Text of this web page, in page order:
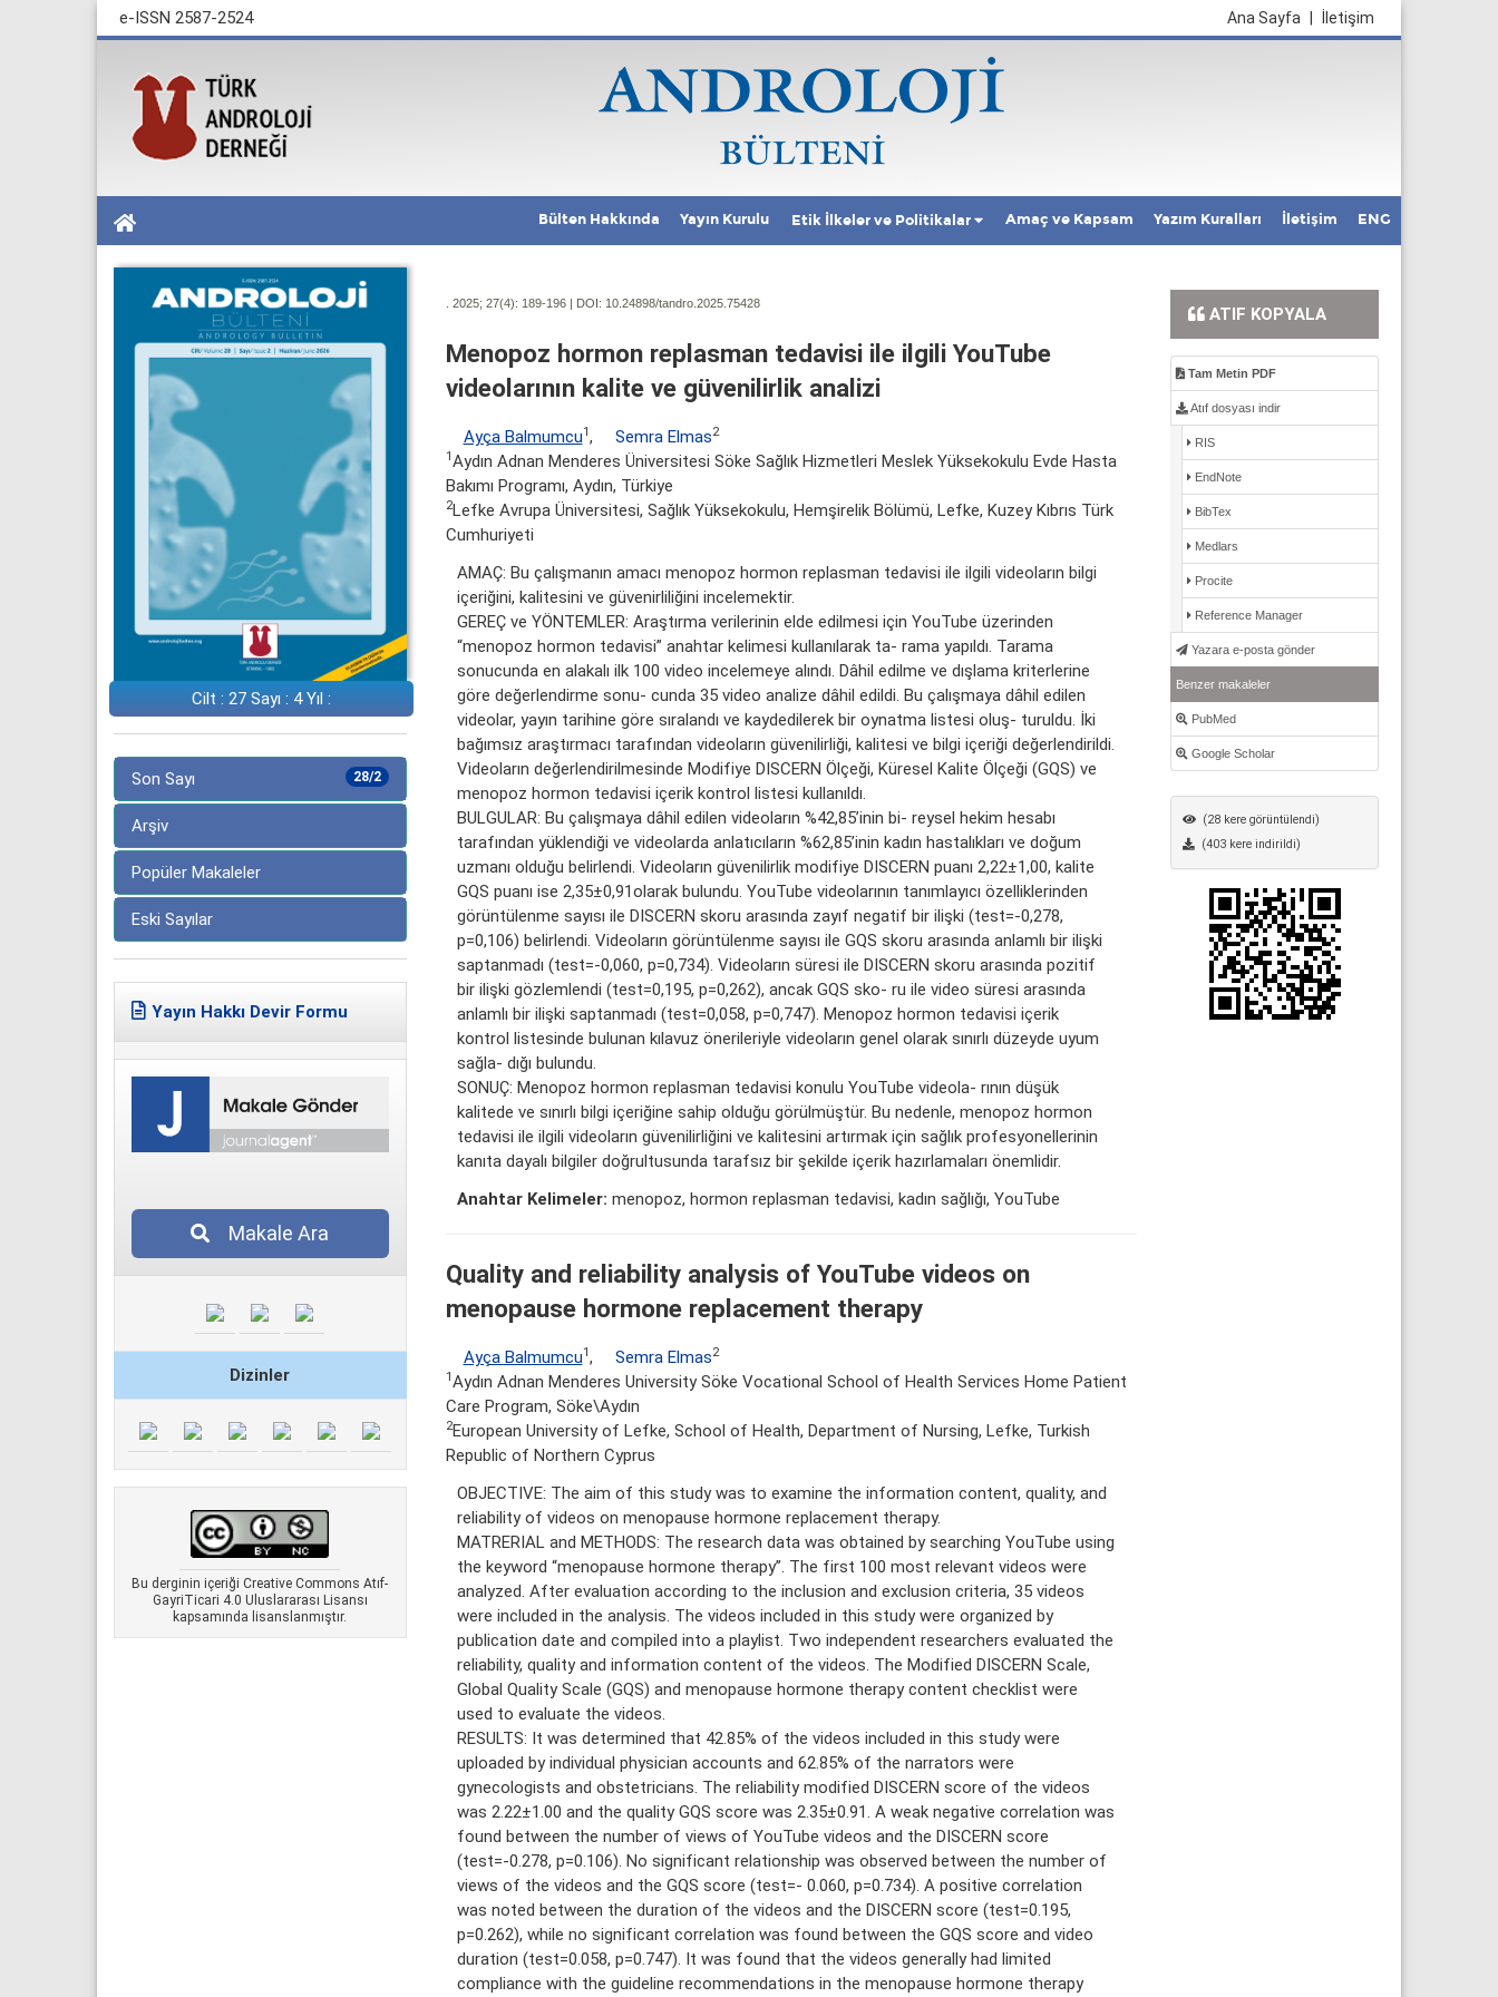
e-ISSN 2587-2524 İletişim
Ana Sayfa
Bülten Hakkında Yayın Kurulu Etik İlkeler ve Politikalar Amaç ve Kapsam Yazım Kuralları İletişim ENG
Cilt : 27 Sayı : 4 Yıl :
28/2
Son Sayı
Arşiv
Popüler Makaleler
Eski Sayılar
Yayın Hakkı Devir Formu
Makale Ara
Dizinler
Bu derginin içeriği Creative Commons Atıf-
GayriTicari 4.0 Uluslararası Lisansı
kapsamında lisanslanmıştır.
. 2025; 27(4): 189-196 | DOI: 10.24898/tandro.2025.75428
Menopoz hormon replasman tedavisi ile ilgili YouTube
videolarının kalite ve güvenilirlik analizi
Ayça Balmumcu1 , Semra Elmas2
1 Aydın Adnan Menderes Üniversitesi Söke Sağlık Hizmetleri Meslek Yüksekokulu Evde Hasta
Bakımı Programı, Aydın, Türkiye
2Lefke Avrupa Üniversitesi, Sağlık Yüksekokulu, Hemşirelik Bölümü, Lefke, Kuzey Kıbrıs Türk
Cumhuriyeti
AMAÇ: Bu çalışmanın amacı menopoz hormon replasman tedavisi ile ilgili videoların bilgi
içeriğini, kalitesini ve güvenirliliğini incelemektir.
GEREÇ ve YÖNTEMLER: Araştırma verilerinin elde edilmesi için YouTube üzerinden
“menopoz hormon tedavisi” anahtar kelimesi kullanılarak ta- rama yapıldı. Tarama
sonucunda en alakalı ilk 100 video incelemeye alındı. Dâhil edilme ve dışlama kriterlerine
göre değerlendirme sonu- cunda 35 video analize dâhil edildi. Bu çalışmaya dâhil edilen
videolar, yayın tarihine göre sıralandı ve kaydedilerek bir oynatma listesi oluş- turuldu. İki
bağımsız araştırmacı tarafından videoların güvenilirliği, kalitesi ve bilgi içeriği değerlendirildi.
Videoların değerlendirilmesinde Modifiye DISCERN Ölçeği, Küresel Kalite Ölçeği (GQS) ve
menopoz hormon tedavisi içerik kontrol listesi kullanıldı.
BULGULAR: Bu çalışmaya dâhil edilen videoların %42,85’inin bi- reysel hekim hesabı
tarafından yüklendiği ve videolarda anlatıcıların %62,85’inin kadın hastalıkları ve doğum
uzmanı olduğu belirlendi. Videoların güvenilirlik modifiye DISCERN puanı 2,22±1,00, kalite
GQS puanı ise 2,35±0,91olarak bulundu. YouTube videolarının tanımlayıcı özelliklerinden
görüntülenme sayısı ile DISCERN skoru arasında zayıf negatif bir ilişki (test=-0,278,
p=0,106) belirlendi. Videoların görüntülenme sayısı ile GQS skoru arasında anlamlı bir ilişki
saptanmadı (test=-0,060, p=0,734). Videoların süresi ile DISCERN skoru arasında pozitif
bir ilişki gözlemlendi (test=0,195, p=0,262), ancak GQS sko- ru ile video süresi arasında
anlamlı bir ilişki saptanmadı (test=0,058, p=0,747). Menopoz hormon tedavisi içerik
kontrol listesinde bulunan kılavuz önerileriyle videoların genel olarak sınırlı düzeyde uyum
sağla- dığı bulundu.
SONUÇ: Menopoz hormon replasman tedavisi konulu YouTube videola- rının düşük
kalitede ve sınırlı bilgi içeriğine sahip olduğu görülmüştür. Bu nedenle, menopoz hormon
tedavisi ile ilgili videoların güvenilirliğini ve kalitesini artırmak için sağlık profesyonellerinin
kanıta dayalı bilgiler doğrultusunda tarafsız bir şekilde içerik hazırlamaları önemlidir.
Anahtar Kelimeler: menopoz, hormon replasman tedavisi, kadın sağlığı, YouTube
Quality and reliability analysis of YouTube videos on
menopause hormone replacement therapy
Ayça Balmumcu1, Semra Elmas2
1Aydın Adnan Menderes University Söke Vocational School of Health Services Home Patient
Care Program, Söke\Aydın
2European University of Lefke, School of Health, Department of Nursing, Lefke, Turkish
Republic of Northern Cyprus
OBJECTIVE: The aim of this study was to examine the information content, quality, and
reliability of videos on menopause hormone replacement therapy.
MATRERIAL and METHODS: The research data was obtained by searching YouTube using
the keyword “menopause hormone therapy”. The first 100 most relevant videos were
analyzed. After evaluation according to the inclusion and exclusion criteria, 35 videos
were included in the analysis. The videos included in this study were organized by
publication date and compiled into a playlist. Two independent researchers evaluated the
reliability, quality and information content of the videos. The Modified DISCERN Scale,
Global Quality Scale (GQS) and menopause hormone therapy content checklist were
used to evaluate the videos.
RESULTS: It was determined that 42.85% of the videos included in this study were
uploaded by individual physician accounts and 62.85% of the narrators were
gynecologists and obstetricians. The reliability modified DISCERN score of the videos
was 2.22±1.00 and the quality GQS score was 2.35±0.91. A weak negative correlation was
found between the number of views of YouTube videos and the DISCERN score
(test=-0.278, p=0.106). No significant relationship was observed between the number of
views of the videos and the GQS score (test=- 0.060, p=0.734). A positive correlation
was noted between the duration of the videos and the DISCERN score (test=0.195,
p=0.262), while no significant correlation was found between the GQS score and video
duration (test=0.058, p=0.747). It was found that the videos generally had limited
compliance with the guideline recommendations in the menopause hormone therapy
ATIF KOPYALA
Tam Metin PDF
Atıf dosyası indir
RIS
EndNote
BibTex
Medlars
Procite
Reference Manager
Yazara e-posta gönder
Benzer makaleler
PubMed
Google Scholar
(28 kere görüntülendi)
(403 kere indirildi)